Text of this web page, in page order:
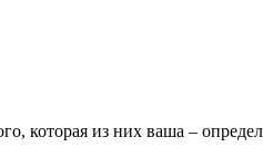
которая из них ваша –